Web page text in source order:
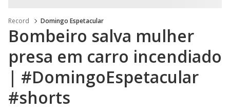
Record Domingo Espetacular
Bombeiro salva mulher
presa em carro incendiado
| #DomingoEspetacular
#shorts